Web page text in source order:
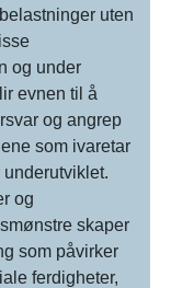
uten
og under
evnen til å
og angrep
som ivaretar
og
skaper
som påvirker
ferdigheter,